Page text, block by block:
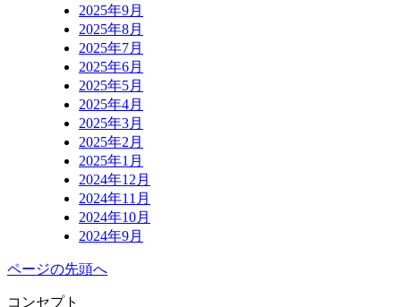
2025年9月
2025年8月
2025年7月
2025年6月
2025年5月
2025年4月
2025年3月
2025年2月
2025年1月
2024年12月
2024年11月
2024年10月
2024年9月
ページの先頭へ
コンセプト